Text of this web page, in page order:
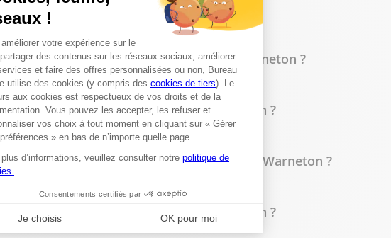
questions les plus fréquentes
un service d'impression à Comines-Warneton ?
de faire des photocopies en magasin ?
des flyers à Bureau Vallée Comines-Warneton ?
de reliure sont disponibles en magasin ?